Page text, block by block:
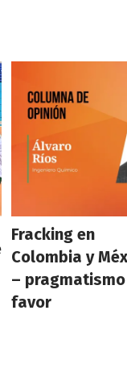
Fracking en
Colombia y
–
favor